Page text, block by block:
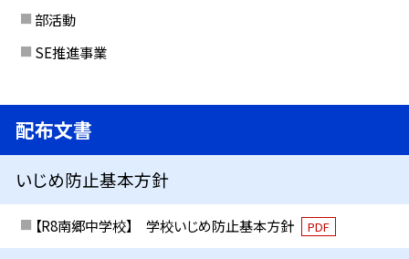
部活動
SE推進事業
配布文書
いじめ防止基本方針
【R8南郷中学校】 学校いじめ防止基本方針 PDF